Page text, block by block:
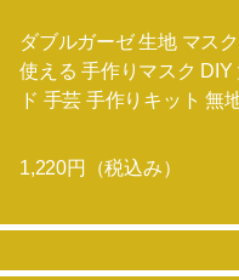
ダブルガーゼ 生地 マス
使える 手作りマスク
ド 手芸 手作りキット 無
1,220円（税込み）